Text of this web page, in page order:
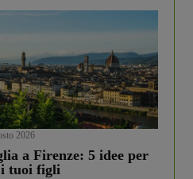
2026
a Firenze: 5 idee per
tuoi figli